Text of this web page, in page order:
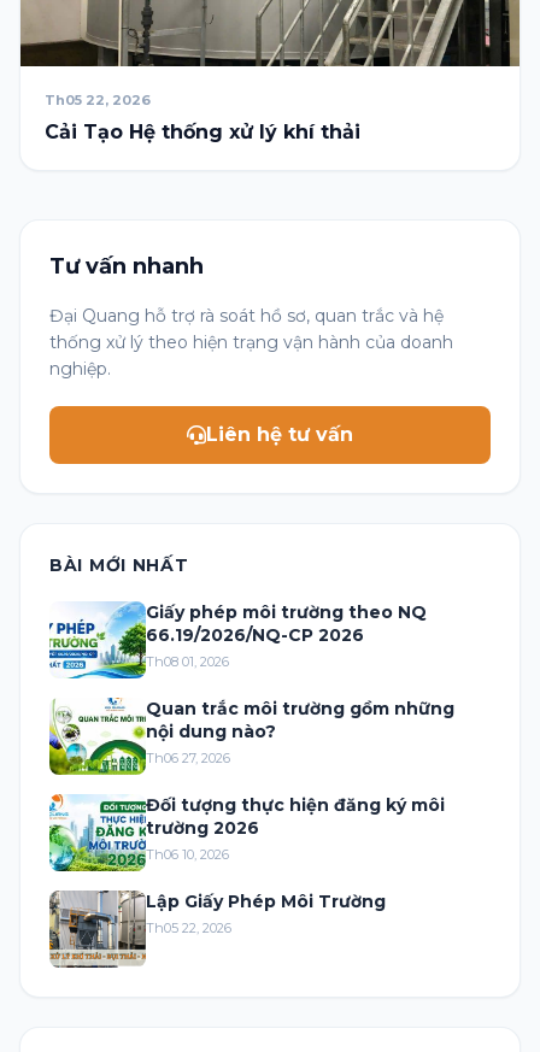
Th05 22, 2026
Cải Tạo Hệ thống xử lý khí thải
Tư vấn nhanh
Đại Quang hỗ trợ rà soát hồ sơ, quan trắc và hệ
thống xử lý theo hiện trạng vận hành của doanh
nghiệp.
Liên hệ tư vấn
BÀI MỚI NHẤT
Giấy phép môi trường theo NQ
66.19/2026/NQ-CP 2026
Th08 01, 2026
Quan trắc môi trường gồm những
nội dung nào?
Th06 27, 2026
Đối tượng thực hiện đăng ký môi
trường 2026
Th06 10, 2026
Lập Giấy Phép Môi Trường
Th05 22, 2026